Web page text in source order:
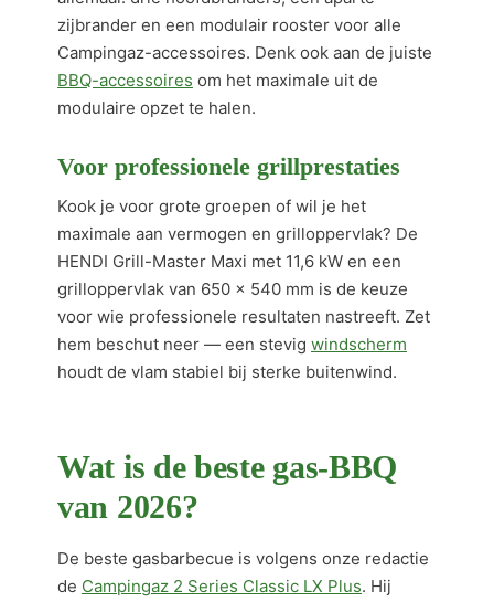
zijbrander en een modulair rooster voor alle
Campingaz-accessoires. Denk ook aan de juiste
BBQ-accessoires om het maximale uit de
modulaire opzet te halen.
Voor professionele grillprestaties
Kook je voor grote groepen of wil je het
maximale aan vermogen en grilloppervlak? De
HENDI Grill-Master Maxi met 11,6 kW en een
grilloppervlak van 650 × 540 mm is de keuze
voor wie professionele resultaten nastreeft. Zet
hem beschut neer — een stevig windscherm
houdt de vlam stabiel bij sterke buitenwind.
Wat is de beste gas-BBQ
van 2026?
De beste gasbarbecue is volgens onze redactie
de Campingaz 2 Series Classic LX Plus. Hij